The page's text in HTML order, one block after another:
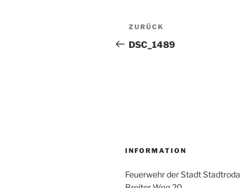
Beitragsnavigation
Vorheriger
Beitrag
ZURÜCK
DSC_1489
INFORMATION
Feuerwehr der Stadt Stadtroda